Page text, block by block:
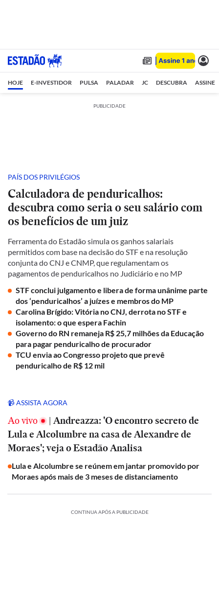
HOJE E-INVESTIDOR PULSA PALADAR JC DESCUBRA ASSINE
PUBLICIDADE
PAÍS DOS PRIVILÉGIOS
Calculadora de penduricalhos:
descubra como seria o seu salário com
os benefícios de um juiz
Ferramenta do Estadão simula os ganhos salariais
permitidos com base na decisão do STF e na resolução
conjunta do CNJ e CNMP, que regulamentam os
pagamentos de penduricalhos no Judiciário e no MP
STF conclui julgamento e libera de forma unânime parte
dos ‘penduricalhos’ a juízes e membros do MP
Carolina Brígido: Vitória no CNJ, derrota no STF e
isolamento: o que espera Fachin
Governo do RN remaneja R$ 25,7 milhões da Educação
para pagar penduricalho de procurador
TCU envia ao Congresso projeto que prevê
penduricalho de R$ 12 mil
📹 ASSISTA AGORA
Ao vivo | Andreazza: 'O encontro secreto de
Lula e Alcolumbre na casa de Alexandre de
Moraes'; veja o Estadão Analisa
Lula e Alcolumbre se reúnem em jantar promovido por
Moraes após mais de 3 meses de distanciamento
CONTINUA APÓS A PUBLICIDADE